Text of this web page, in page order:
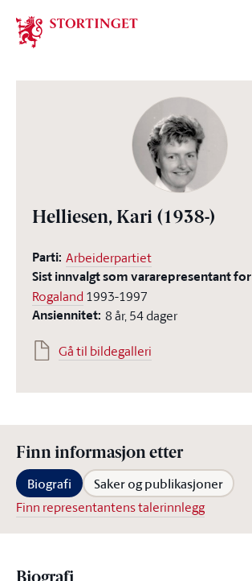
Stortinget.no
Helliesen, Kari (1938-)
Parti: Arbeiderpartiet
Sist innvalgt som vararepresentant for
Rogaland 1993-1997
Ansiennitet: 8 år, 54 dager
Gå til bildegalleri
Finn informasjon etter
Biografi Saker og publikasjoner
Finn representantens talerinnlegg